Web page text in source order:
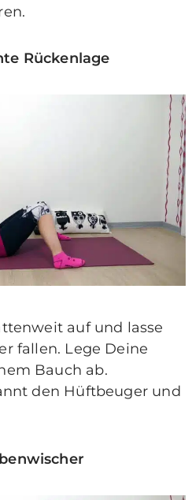
Rückenlage
auf und lasse
fallen. Lege Deine
Bauch ab.
den Hüftbeuger und